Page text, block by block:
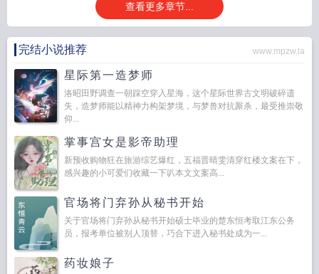
查看更多章节...
完结小说推荐 www.mpzw.la
星际第一造梦师
洛昭田野调查一朝踩空穿入星海，这个星际世界古文明破碎遗
失，造梦师能以精神力构架梦境，与梦兽对抗厮杀，最受推崇敬
仰...
掌事宫女是影帝助理
新预收购物狂在旅游综艺爆红，五福晋晴雯清穿红楼文案在下，
感兴趣的小可爱们收藏一下叭本文文案高...
官场将门弃孙从秘书开始
关于官场将门弃孙从秘书开始硕士毕业的楚东恒考取江东公务
员，报考单位被别人顶替，巧合下进入秘书处成为一...
药妆娘子